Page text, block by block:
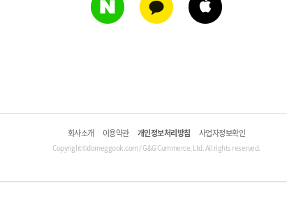
회사소개 이용약관 개인정보처리방침 사업자정보확인
Copyright©domeggook.com / G&G Commerce, Ltd. All rights reserved.